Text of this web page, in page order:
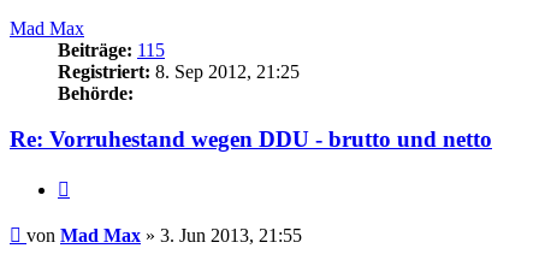
Mad Max
Beiträge: 115
Registriert: 8. Sep 2012, 21:25
Behörde:
Re: Vorruhestand wegen DDU - brutto und netto
Beitrag
von Mad Max » 3. Jun 2013, 21:55